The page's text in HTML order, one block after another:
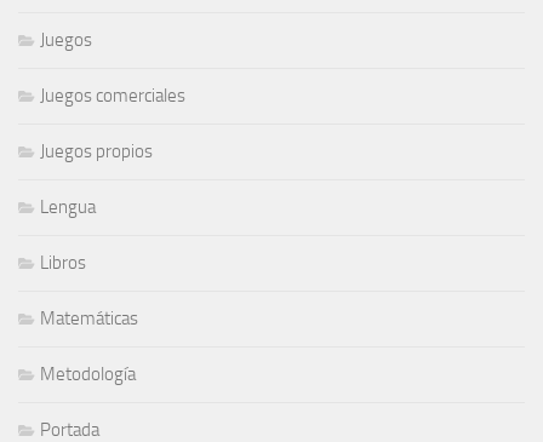
Juegos
Juegos comerciales
Juegos propios
Lengua
Libros
Matemáticas
Metodología
Portada